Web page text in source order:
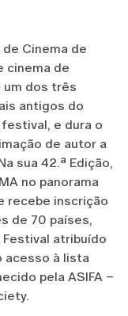
de Cinema de
cinema de
um dos três
antigos do
festival, e dura o
de autor a
sua 42.ª Edição,
no panorama
recebe inscrição
de 70 países,
atribuído
acesso à lista
pela ASIFA –